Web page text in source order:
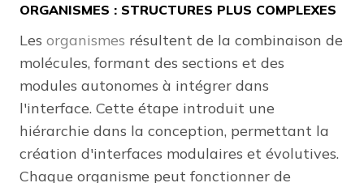
ORGANISMES : STRUCTURES PLUS COMPLEXES
Les organismes résultent de la combinaison de
molécules, formant des sections et des
modules autonomes à intégrer dans
l'interface. Cette étape introduit une
hiérarchie dans la conception, permettant la
création d'interfaces modulaires et évolutives.
Chaque organisme peut fonctionner de